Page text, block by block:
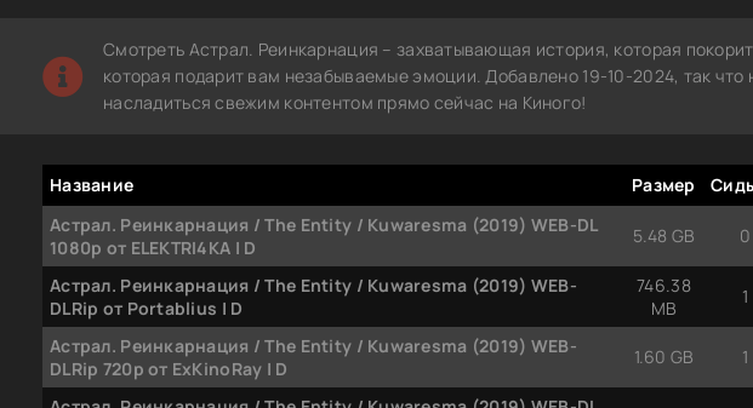
Смотреть Астрал. Реинкарнация – захватывающая история, которая
которая подарит вам незабываемые эмоции. Добавлено 19-10-2024, так что
насладиться свежим контентом прямо сейчас на Киного!
Название Размер
Астрал. Реинкарнация / The Entity / Kuwaresma (2019) WEB-DL
1080p от ELEKTRI4KA | D
5.48 GB 0
Астрал. Реинкарнация / The Entity / Kuwaresma (2019) WEB-
DLRip от Portablius | D
746.38
MB
1
Астрал. Реинкарнация / The Entity / Kuwaresma (2019) WEB-
DLRip 720p от ExKinoRay | D
1.60 GB 1